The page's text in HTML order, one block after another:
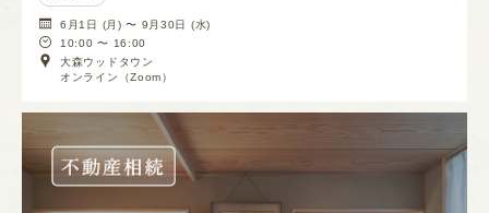
6月1日 (月) 〜 9月30日 (水)
10:00 〜 16:00
大森ウッドタウン
オンライン（Zoom）